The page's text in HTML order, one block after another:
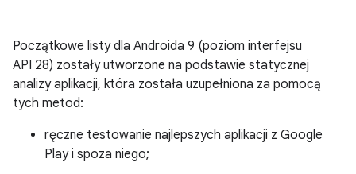
Początkowe listy dla Androida 9 (poziom interfejsu
API 28) zostały utworzone na podstawie statycznej
analizy aplikacji, która została uzupełniona za pomocą
tych metod:
ręczne testowanie najlepszych aplikacji z Google
Play i spoza niego;